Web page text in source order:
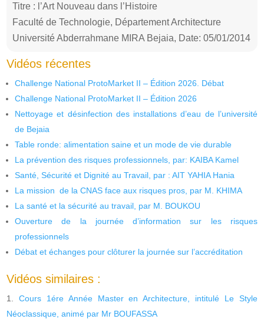
Titre : l’Art Nouveau dans l’Histoire
Faculté de Technologie, Département Architecture
Université Abderrahmane MIRA Bejaia, Date: 05/01/2014
Vidéos récentes
Challenge National ProtoMarket II – Édition 2026. Débat
Challenge National ProtoMarket II – Édition 2026
Nettoyage et désinfection des installations d’eau de l’université
de Bejaia
Table ronde: alimentation saine et un mode de vie durable
La prévention des risques professionnels, par: KAIBA Kamel
Santé, Sécurité et Dignité au Travail, par : AIT YAHIA Hania
La mission de la CNAS face aux risques pros, par M. KHIMA
La santé et la sécurité au travail, par M. BOUKOU
Ouverture de la journée d’information sur les risques
professionnels
Débat et échanges pour clôturer la journée sur l’accréditation
Vidéos similaires :
Cours 1ére Année Master en Architecture, intitulé Le Style
Néoclassique, animé par Mr BOUFASSA